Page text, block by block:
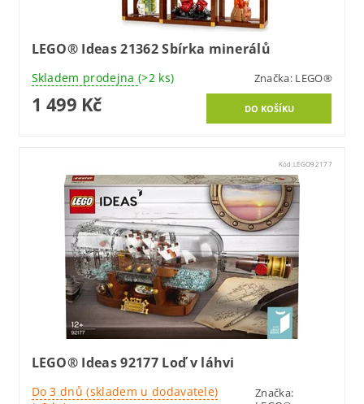
LEGO® Ideas 21362 Sbírka minerálů
Skladem prodejna (>2 ks) Značka: LEGO®
1 499 Kč
Kód:LEGO92177
LEGO® Ideas 92177 Loď v láhvi
Do 3 dnů (skladem u dodavatele)
Značka: